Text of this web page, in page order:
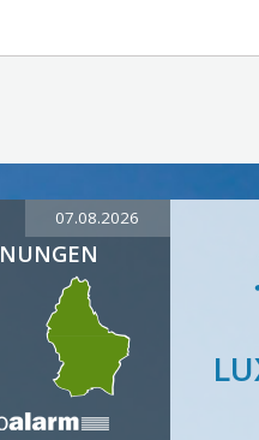
07.08.2026